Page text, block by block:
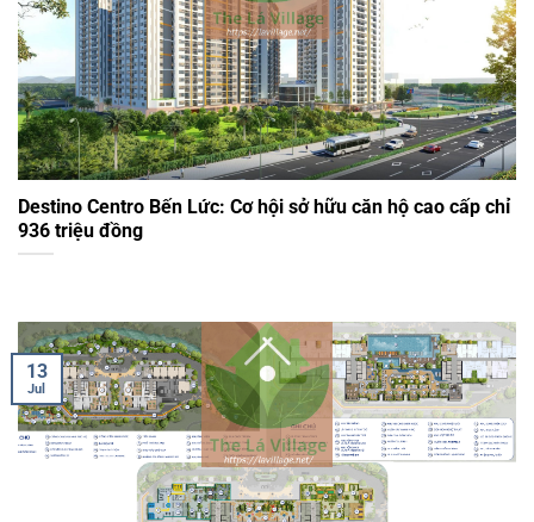
Destino Centro Bến Lức: Cơ hội sở hữu căn hộ cao cấp chỉ
936 triệu đồng
13
Jul